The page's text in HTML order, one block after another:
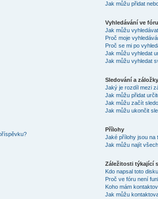
Jak můžu přidat
Vyhledávání ve fóru
Jak můžu
Proč moje
Proč se mi po
Jak můžu vyhledat
Jak můžu vyhledat
Sledování a záložky
Jaký je rozdíl mezi
Jak můžu přidat
Jak můžu začít
Jak můžu ukončit
Přílohy
Jaké přílohy jsou na
Jak můžu najít
Záležitosti týkající
Kdo napsal toto
Proč ve fóru není
Koho mám
Jak můžu